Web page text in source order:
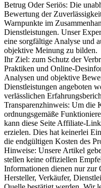
Betrug Oder Seriös: Die
Bewertung der
Warnpunkte im
Dienstleistungen. Unser
eine sorgfältige Analyse und
objektive Meinung zu bilden.
Ihr Ziel: zum Schutz der
Praktiken und Online-
Analysen und objektive
Dienstleistungen angeboten
verlässlichen
Transparenzhinweis: Um die
ordnungsgemäße
kann diese Seite Affiliate-
erzielen. Dies hat keinerlei
die endgültigen Kosten des
Hinweise: Unsere Artikel
stellen keine offiziellen
Informationen dienen nur zur
Hersteller, Verkäufer,